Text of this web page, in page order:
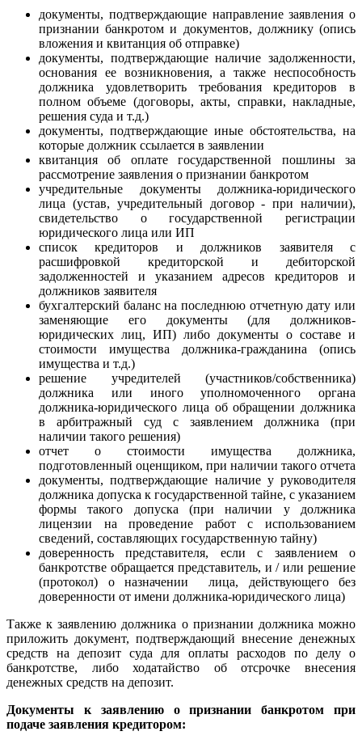
документы, подтверждающие направление заявления о
признании банкротом и документов, должнику (опись
вложения и квитанция об отправке)
документы, подтверждающие наличие задолженности,
основания ее возникновения, а также неспособность
должника удовлетворить требования кредиторов в
полном объеме (договоры, акты, справки, накладные,
решения суда и т.д.)
документы, подтверждающие иные обстоятельства, на
которые должник ссылается в заявлении
квитанция об оплате государственной пошлины за
рассмотрение заявления о признании банкротом
учредительные документы должника-юридического
лица (устав, учредительный договор - при наличии),
свидетельство о государственной регистрации
юридического лица или ИП
список кредиторов и должников заявителя с
расшифровкой кредиторской и дебиторской
задолженностей и указанием адресов кредиторов и
должников заявителя
бухгалтерский баланс на последнюю отчетную дату или
заменяющие его документы (для должников-
юридических лиц, ИП) либо документы о составе и
стоимости имущества должника-гражданина (опись
имущества и т.д.)
решение учредителей (участников/собственника)
должника или иного уполномоченного органа
должника-юридического лица об обращении должника
в арбитражный суд с заявлением должника (при
наличии такого решения)
отчет о стоимости имущества должника,
подготовленный оценщиком, при наличии такого отчета
документы, подтверждающие наличие у руководителя
должника допуска к государственной тайне, с указанием
формы такого допуска (при наличии у должника
лицензии на проведение работ с использованием
сведений, составляющих государственную тайну)
доверенность представителя, если с заявлением о
банкротстве обращается представитель, и / или решение
(протокол) о назначении лица, действующего без
доверенности от имени должника-юридического лица)
Также к заявлению должника о признании должника можно
приложить документ, подтверждающий внесение денежных
средств на депозит суда для оплаты расходов по делу о
банкротстве, либо ходатайство об отсрочке внесения
денежных средств на депозит.
Документы к заявлению о признании банкротом при
подаче заявления кредитором: